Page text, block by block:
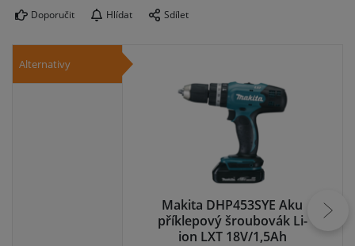
Doporučit Hlídat Sdílet
Alternativy
Makita DHP453SYE Aku
příklepový šroubovák Li-
ion LXT 18V/1,5Ah